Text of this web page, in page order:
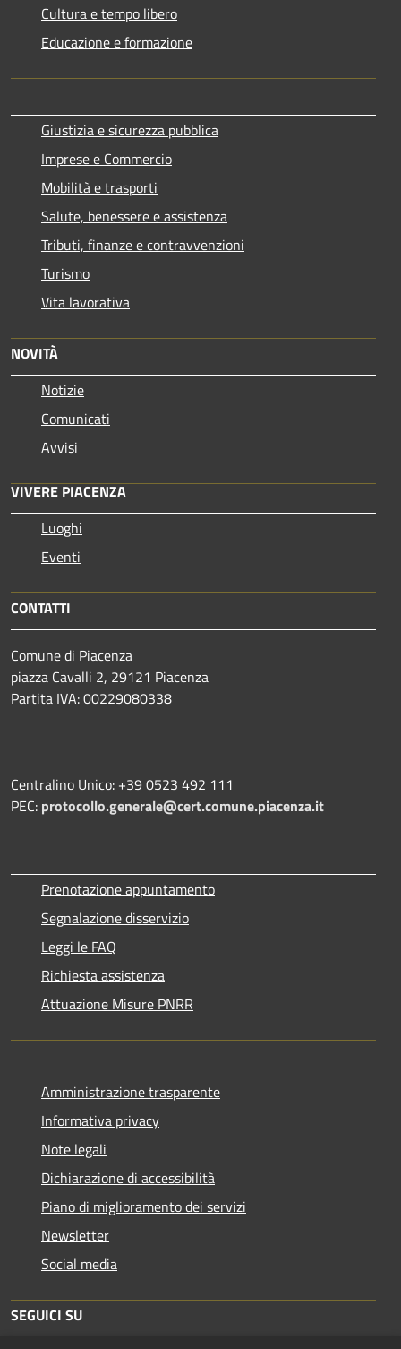
Cultura e tempo libero
Educazione e formazione
Giustizia e sicurezza pubblica
Imprese e Commercio
Mobilità e trasporti
Salute, benessere e assistenza
Tributi, finanze e contravvenzioni
Turismo
Vita lavorativa
NOVITÀ
Notizie
Comunicati
Avvisi
VIVERE PIACENZA
Luoghi
Eventi
CONTATTI
Comune di Piacenza
piazza Cavalli 2, 29121 Piacenza
Partita IVA: 00229080338
Centralino Unico: +39 0523 492 111
PEC: protocollo.generale@cert.comune.piacenza.it
Prenotazione appuntamento
Segnalazione disservizio
Leggi le FAQ
Richiesta assistenza
Attuazione Misure PNRR
Amministrazione trasparente
Informativa privacy
Note legali
Dichiarazione di accessibilità
Piano di miglioramento dei servizi
Newsletter
Social media
SEGUICI SU